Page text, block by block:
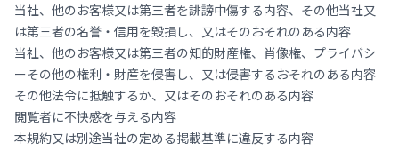
当社、他のお客様又は第三者を誹謗中傷する内容、その他当社又
は第三者の名誉・信用を毀損し、又はそのおそれのある内容
当社、他のお客様又は第三者の知的財産権、肖像権、プライバシ
ーその他の権利・財産を侵害し、又は侵害するおそれのある内容
その他法令に抵触するか、又はそのおそれのある内容
閲覧者に不快感を与える内容
本規約又は別途当社の定める掲載基準に違反する内容